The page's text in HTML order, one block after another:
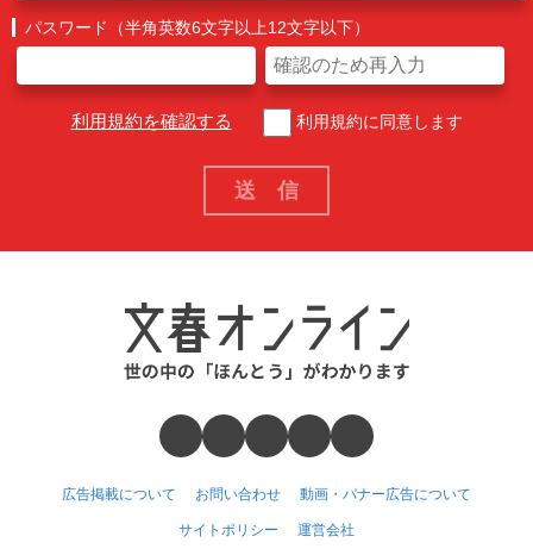
パスワード（半角英数6文字以上12文字以下）
利用規約を確認する 利用規約に同意します
広告掲載について お問い合わせ 動画・バナー広告について
サイトポリシー 運営会社